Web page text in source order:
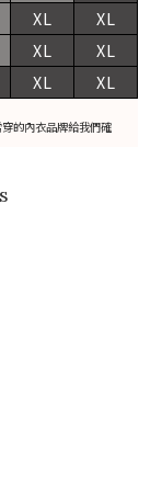
XL XL
XL XL
XL XL
的內衣品牌給我們確